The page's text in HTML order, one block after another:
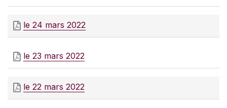
le 24 mars 2022
le 23 mars 2022
le 22 mars 2022